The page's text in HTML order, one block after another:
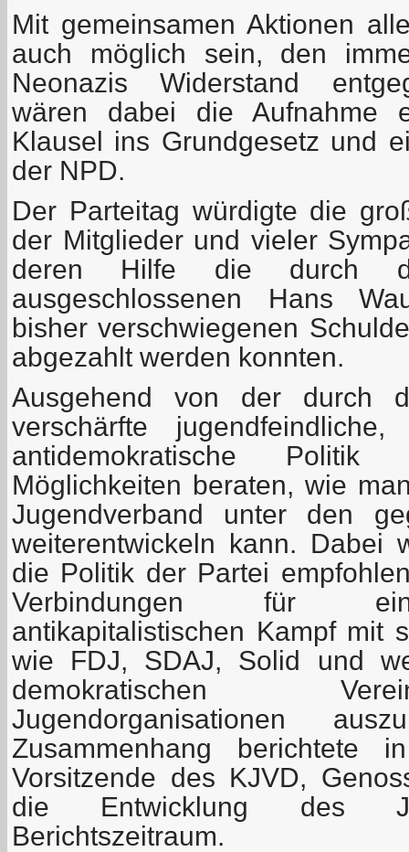
Mit gemeinsamen Aktionen
auch möglich sein, den
Neonazis Widerstand
wären dabei die Aufnahme
Klausel ins Grundgesetz und
der NPD.
Der Parteitag würdigte die
der Mitglieder und vieler
deren Hilfe die durch
ausgeschlossenen Hans
bisher verschwiegenen
abgezahlt werden konnten.
Ausgehend von der durch
verschärfte
antidemokratische
Möglichkeiten beraten, wie
Jugendverband unter den
weiterentwickeln kann. Dabei
die Politik der Partei
Verbindungen für
antikapitalistischen Kampf mit
wie FDJ, SDAJ, Solid und
demokratischen
Jugendorganisationen
Zusammenhang berichtete
Vorsitzende des KJVD,
die Entwicklung des
Berichtszeitraum.